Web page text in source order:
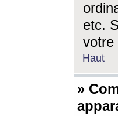
etc.
votre
Haut
»